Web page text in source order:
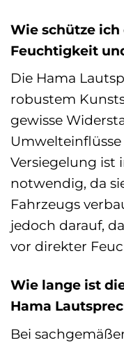
Wie schütze
Feuchtigkeit
Die Hama
robustem
gewisse
Versiegelung ist
notwendig, da
Fahrzeugs
jedoch darauf,
vor direkter
Wie lange ist
Hama
Bei